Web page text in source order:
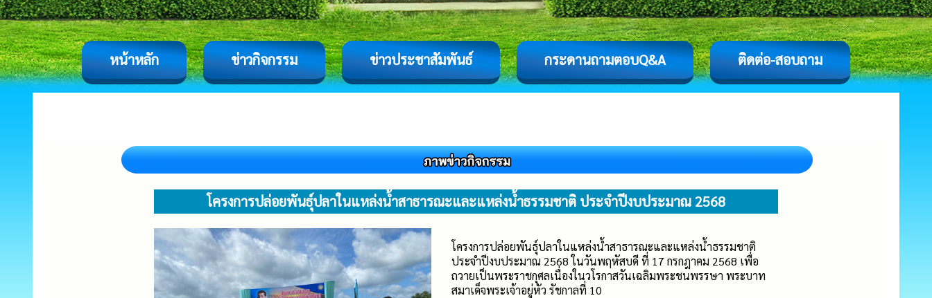
หน้าหลัก ข่าวกิจกรรม ข่าวประชาสัมพันธ์ กระดานถามตอบQ&A ติดต่อ-สอบถาม
โครงการปล่อยพันธ์ุปลาในแหล่งน้ำสาธารณะและแหล่งน้ำธรรมชาติ ประจำปีงบประมาณ 2568
โครงการปล่อยพันธ์ุปลาในแหล่งน้ำสาธารณะและแหล่งน้ำธรรมชาติ
ประจำปีงบประมาณ 2568 ในวันพฤหัสบดี ที่ 17 กรกฎาคม 2568 เพื่อ
ถวายเป็นพระราชกุศลเนื่องในวโรกาสวันเฉลิมพระชนพรรษา พระบาท
สมาเด็จพระเจ้าอยู่หัว รัชกาลที่ 10